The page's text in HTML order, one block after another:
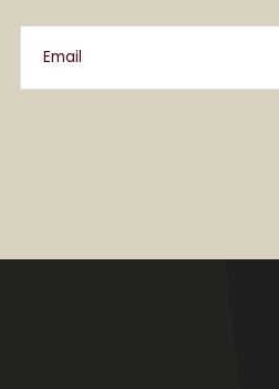
Email
og internettet.
vil læse endnu mere om
i København.